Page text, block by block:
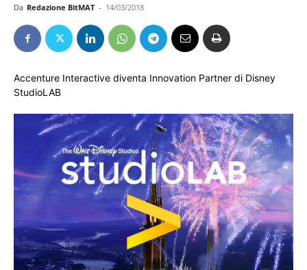
Da Redazione BitMAT - 14/03/2018
Accenture Interactive diventa Innovation Partner di Disney
StudioLAB